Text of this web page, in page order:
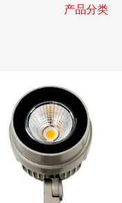
产品分类